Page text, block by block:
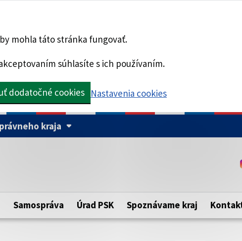
mohla táto stránka fungovať.
súhlasíte s ich používaním.
dodatočné cookies Nastavenia cookies
kraja
samosprávneho kraja.
Táto stránka je
zabezpečenú webovú
https:// pred názvom
Samospráva Úrad PSK Spoznávame kraj